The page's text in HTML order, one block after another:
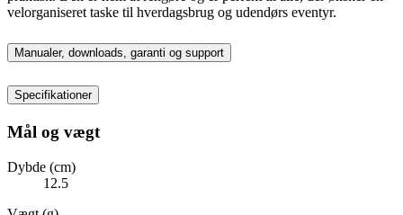
velorganiseret taske til hverdagsbrug og udendørs eventyr.
Manualer, downloads, garanti og support
Specifikationer
Mål og vægt
Dybde (cm)
12.5